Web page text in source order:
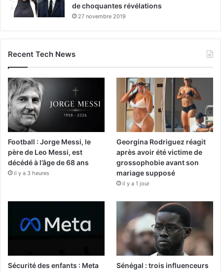
de choquantes révélations
27 novembre 2019
Recent Tech News
Football : Jorge Messi, le
père de Leo Messi, est
décédé à l’âge de 68 ans
il y a 3 heures
Georgina Rodriguez réagit
après avoir été victime de
grossophobie avant son
mariage supposé
il y a 1 jour
Sécurité des enfants : Meta
Sénégal : trois influenceurs